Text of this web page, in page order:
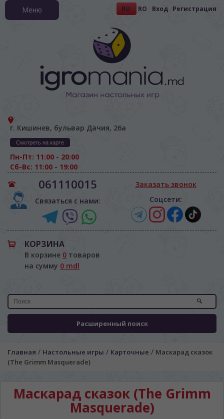
RU RO Вход Регистрация
г. Кишинев, бульвар Дачия, 26а
Смотреть на карте
Пн-Пт: 11:00 - 20:00
Сб-Вс: 11:00 - 19:00
061110015
Связаться с нами:
Заказать звонок
Соцсети:
КОРЗИНА
В корзине 0 товаров
на сумму 0 mdl
Расширенный поиск
Меню
Главная / Настольные игры / Карточные / Маскарад сказок
(The Grimm Masquerade)
Маскарад сказок (The Grimm
Masquerade)